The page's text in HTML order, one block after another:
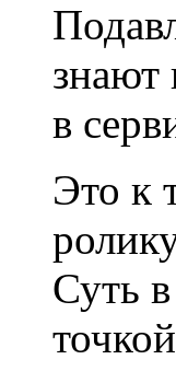
знают
в
Это к
Суть